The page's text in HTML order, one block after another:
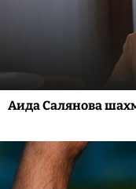
Аида Салянова